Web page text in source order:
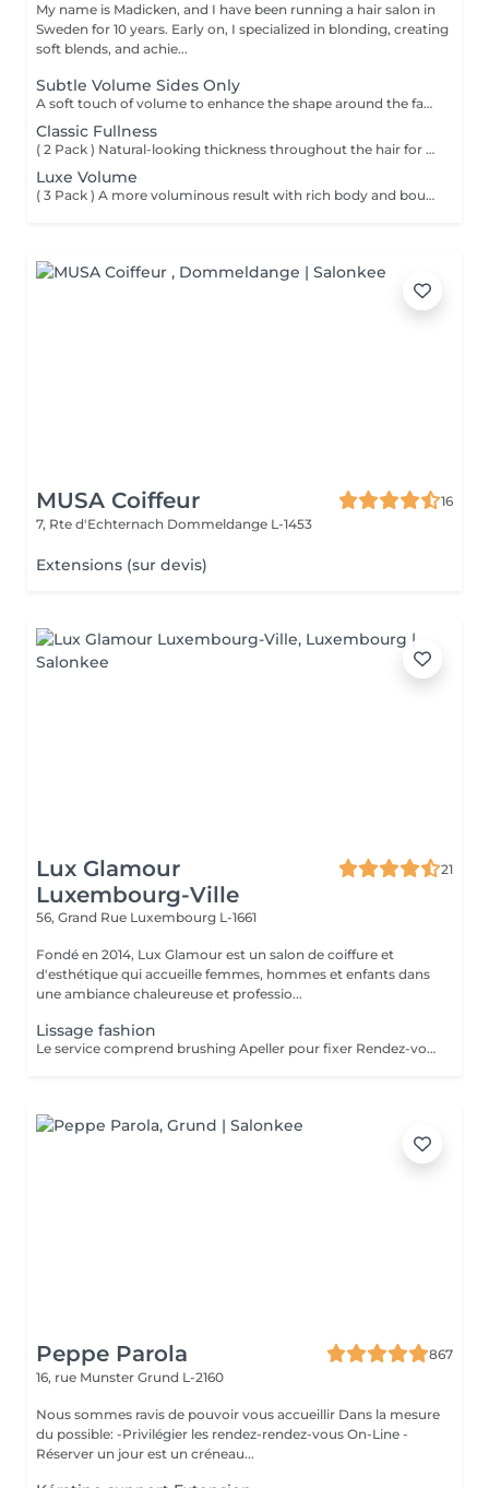
My name is Madicken, and I have been running a hair salon in
Sweden for 10 years. Early on, I specialized in blonding, creating
soft blends, and achie...
Subtle Volume Sides Only
A soft touch of volume to enhance the shape around the face. Please remember to arrive with freshly washed hair and no products at the roots, ensuring the best possible result for your extension application.
Classic Fullness
( 2 Pack ) Natural-looking thickness throughout the hair for an effortlessly fuller feel.
Luxe Volume
( 3 Pack ) A more voluminous result with rich body and bounce throughout.
MUSA Coiffeur
16
7, Rte d'Echternach Dommeldange L-1453
Extensions (sur devis)
Lux Glamour
Luxembourg-Ville
21
56, Grand Rue Luxembourg L-1661
Fondé en 2014, Lux Glamour est un salon de coiffure et
d'esthétique qui accueille femmes, hommes et enfants dans
une ambiance chaleureuse et professio...
Lissage fashion
Le service comprend brushing Apeller pour fixer Rendez-vous
Peppe Parola
867
16, rue Munster Grund L-2160
Nous sommes ravis de pouvoir vous accueillir Dans la mesure
du possible: -Privilégier les rendez-rendez-vous On-Line -
Réserver un jour est un créneau...